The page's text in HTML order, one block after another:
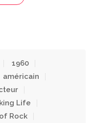
1960
américain
Life
Rock